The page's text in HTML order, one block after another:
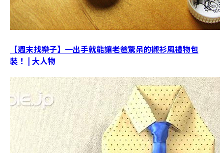
【週末找樂子】一出手就能讓老爸驚呆的襯衫風禮物包
裝！ | 大人物